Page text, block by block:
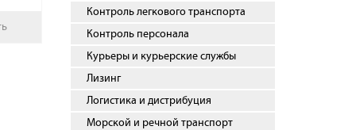
Контроль легкового транспорта
Контроль персонала
Курьеры и курьерские службы
Лизинг
Логистика и дистрибуция
Морской и речной транспорт